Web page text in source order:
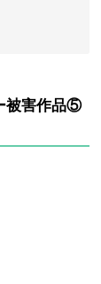
被害作品⑤